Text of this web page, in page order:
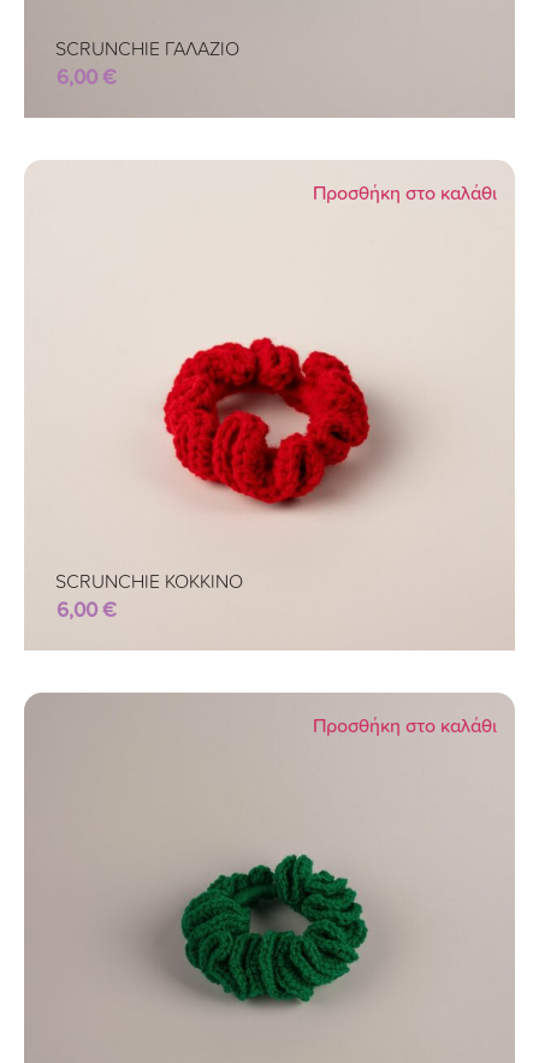
SCRUNCHIE ΓΑΛΑΖΙΟ
6,00 €
Προσθήκη στο καλάθι
SCRUNCHIE ΚΟΚΚΙΝΟ
6,00€
Προσθήκη στο καλάθι